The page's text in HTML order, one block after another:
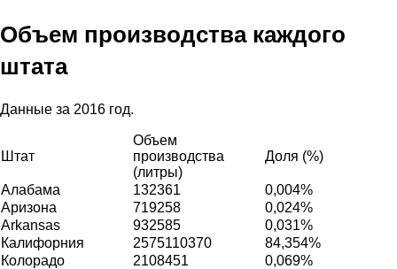
Объем производства каждого
штата
Данные за 2016 год.
Штат
Объем
производства
(литры)
Доля (%)
Алабама 132361
0,004%
Аризона
719258
0,024%
Arkansas
932585
0,031%
Калифорния
2575110370
84,354%
Колорадо
2108451
0,069%